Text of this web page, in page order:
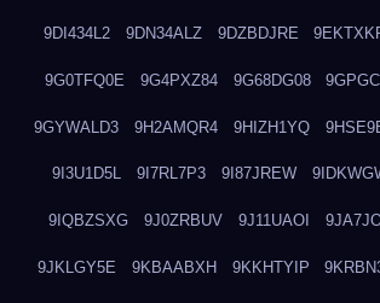
9DI434L2 9DN34ALZ 9DZBDJRE
9G0TFQ0E 9G4PXZ84 9G68DG08
9GYWALD3 9H2AMQR4 9HIZH1YQ
9I3U1D5L 9I7RL7P3 9I87JREW
9IQBZSXG 9J0ZRBUV 9J11UAOI
9JKLGY5E 9KBAABXH 9KKHTYIP